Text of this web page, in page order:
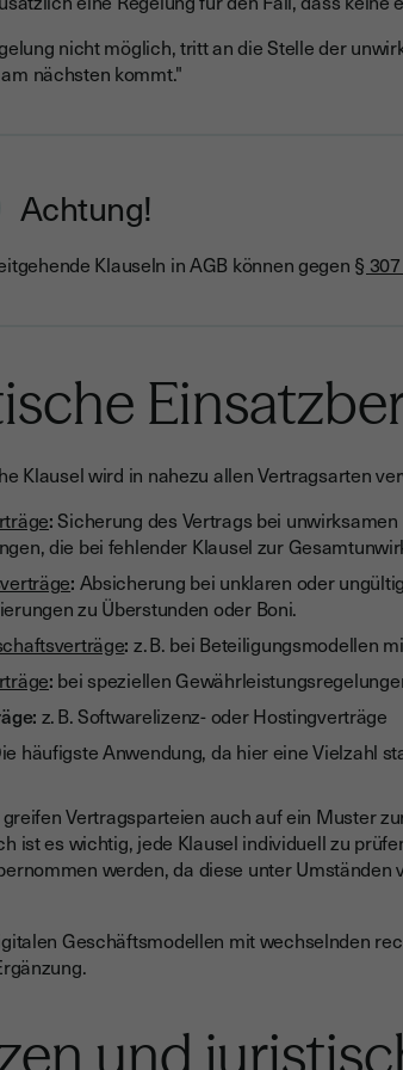
nicht möglich, tritt an die Stelle der
nächsten kommt."
Achtung!
Klauseln in AGB können gegen §
Klausel wird in nahezu allen Vertragsarten
:Sicherung des Vertrags bei
die bei fehlender Klausel zur
: Absicherung bei unklaren oder
zu Überstunden oder Boni.
: z. B. bei Beteiligungsmodellen
: bei speziellen
z. B. Softwarelizenz- oder Hostingverträge
häufigste Anwendung, da hier eine Vielzahl
Vertragsparteien auch auf ein Muster
ist es wichtig, jede Klausel individuell zu
werden, da diese unter
Geschäftsmodellen mit wechselnden
und